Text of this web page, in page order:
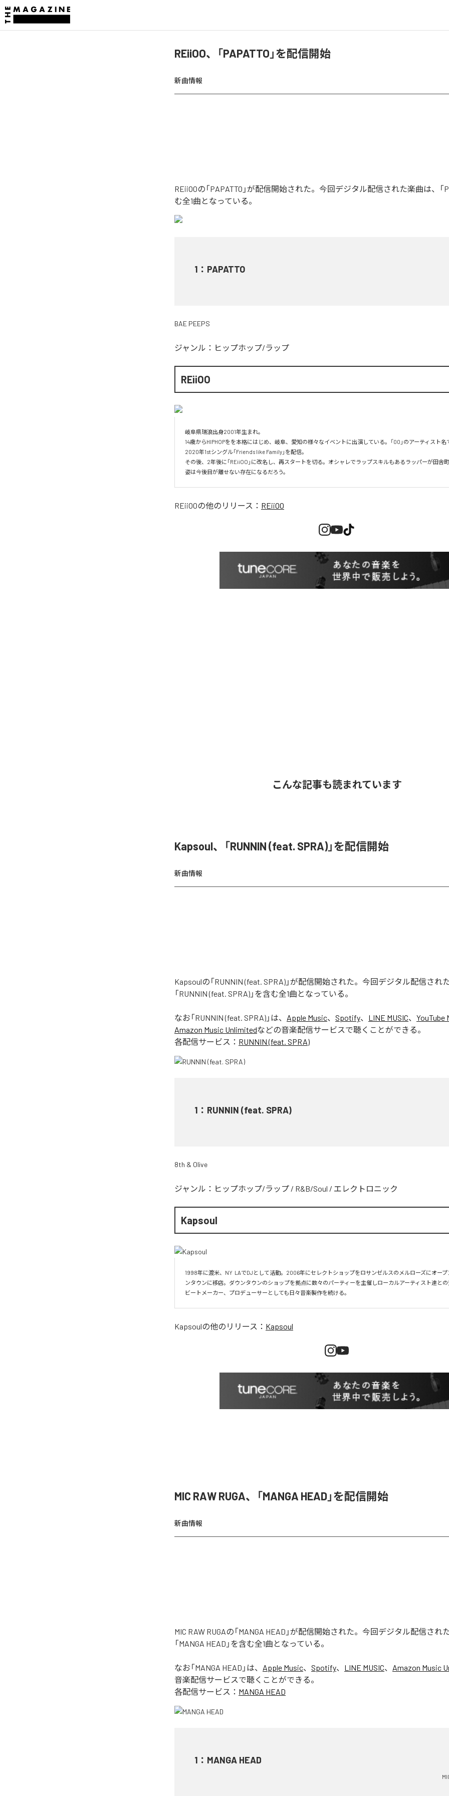
REiiOO、「PAPATTO」を配信開始
新曲情報
REiiOOの「PAPATTO」が配信開始された。今回デジタル配信された楽曲は、「
む全1曲となっている。
1 ： PAPATTO
BAE PEEPS
ジャンル： ヒップホップ/ラップ
REiiOO
岐阜県瑞浪出身2001年生まれ。
14歳からHIPHOPをを本格にはじめ、岐阜、愛知の様々なイベントに出演している。「00」のアーティスト名
2020年1stシングル「Friends like Family」を配信。
その後、2年後に「REiiOO」に改名し、再スタートを切る。オシャレでラップスキルもあるラッパーが田舎
姿は今後目が離せない存在になるだろう。
REiiOOの他のリリース： REiiOO
こんな記事も読まれています
Kapsoul、「RUNNIN (feat. SPRA)」を配信開始
新曲情報
Kapsoulの「RUNNIN (feat. SPRA)」が配信開始された。今回デジタル配信され
「RUNNIN (feat. SPRA)」を含む全1曲となっている。
なお「RUNNIN (feat. SPRA) 」は、 Apple Music、 Spotify、 LINE MUSIC、 YouTube
Amazon Music Unlimitedなどの音楽配信サービスで聴くことができる。
各配信サービス： RUNNIN (feat. SPRA)
1 ： RUNNIN (feat. SPRA)
8th & Olive
ジャンル： ヒップホップ/ラップ / R&B/Soul / エレクトロニック
Kapsoul
1998年に渡米、NY  LAでDJとして活動。2006年にセレクトショップをロサンゼルスのメルローズにオー
ンタウンに移店。ダウンタウンのショップを拠点に数々のパーティーを主催しローカルアーティスト達との
ビートメーカー、プロデューサーとしても日々音楽製作を続ける。
Kapsoulの他のリリース： Kapsoul
MIC RAW RUGA、「MANGA HEAD」を配信開始
新曲情報
MIC RAW RUGAの「MANGA HEAD」が配信開始された。今回デジタル配信され
「MANGA HEAD」を含む全1曲となっている。
なお「MANGA HEAD 」は、 Apple Music、 Spotify、 LINE MUSIC、 Amazon Music
音楽配信サービスで聴くことができる。
各配信サービス： MANGA HEAD
1 ： MANGA HEAD